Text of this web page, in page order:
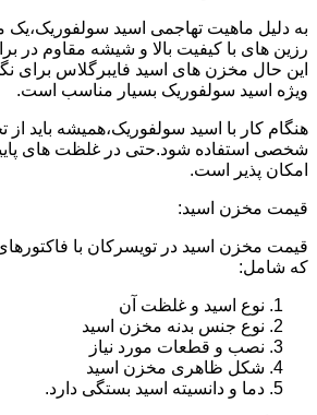
به دلیل ماهیت تهاجمی اسید سولفوریک،یک
رزین های با کیفیت بالا و شیشه مقاوم در
این حال مخزن های اسید فایبرگلاس برای
ویژه اسید سولفوریک بسیار مناسب است.
هنگام کار با اسید سولفوریک،همیشه باید
شخصی استفاده شود.حتی در غلظت های
امکان پذیر است.
قیمت مخزن اسید:
قیمت مخزن اسید در تویسرکان با
که شامل:
نوع اسید و غلظت آن
نوع جنس بدنه مخزن اسید
نصب و قطعات مورد نیاز
شکل ظاهری مخزن اسید
دما و دانسیته اسید بستگی دارد.